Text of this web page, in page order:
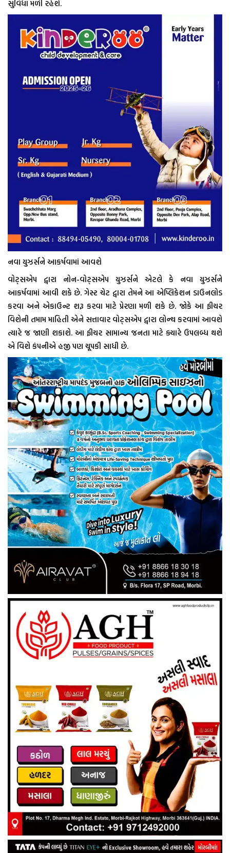
સુવિધા મળી રહેશે.
નવા યુઝર્સને આકર્ષવામાં આવશે
વોટ્સએપ દ્વારા નોન-વોટ્સએપ યુઝર્સને એટલે કે નવા યુઝર્સને
આકર્ષવામાં આવી શકે છે. ગેસ્ટ ચેટ દ્વારા તેમને આ એપ્લિકેશન ડાઉનલોડ
કરવા અને એકાઉન્ટ શરૂ કરવા માટે પ્રેરણા મળી શકે છે. જોકે આ ફીચર
વિશેની તમામ માહિતી એને સત્તાવાર વોટ્સએપ દ્વારા લોન્ચ કરવામાં આવશે
ત્યારે જ જાણી શકાશે. આ ફીચર સામાન્ય જનતા માટે ક્યારે ઉપલબ્ધ થશે
એ વિશે કંપનીએ હજી પણ ચૂપકી સાધી છે.